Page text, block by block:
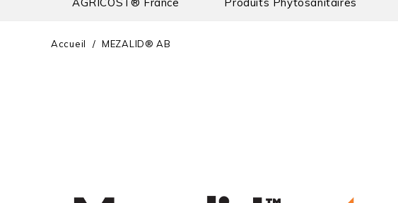
AGRICOST® France Produits Phytosanitaires
Accueil MEZALID® AB